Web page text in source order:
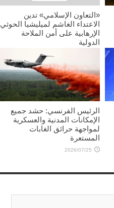
«التعاون الإسلامي» تدين
الاعتداء الغاشم لميليشيا الحوثي
الإرهابية على أمن الملاحة
الدولية
الرئيس الفرنسي: حشد جميع
الإمكانات المدنية والعسكرية
لمواجهة حرائق الغابات
المستعرة
2026/07/25